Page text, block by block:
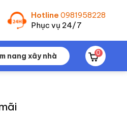
Hotline 0981958228
Phục vụ 24/7
nang xây nhà 0